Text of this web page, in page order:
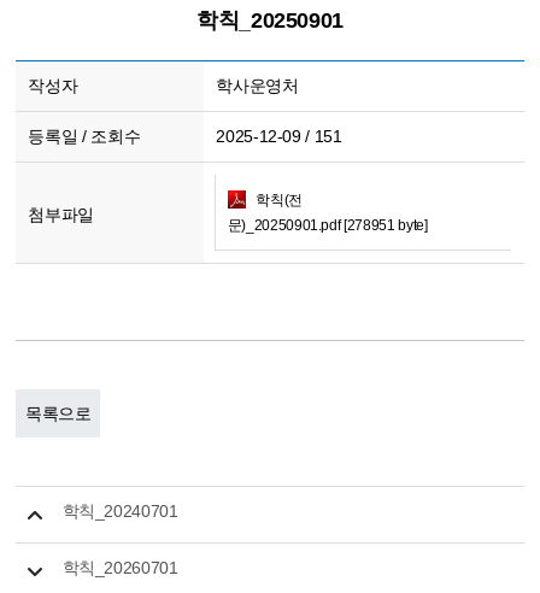
학칙_20250901
작성자 학사운영처
등록일 / 조회수 2025-12-09 / 151
첨부파일
학칙(전
문)_20250901.pdf [278951 byte]
목록으로
학칙_20240701
학칙_20260701